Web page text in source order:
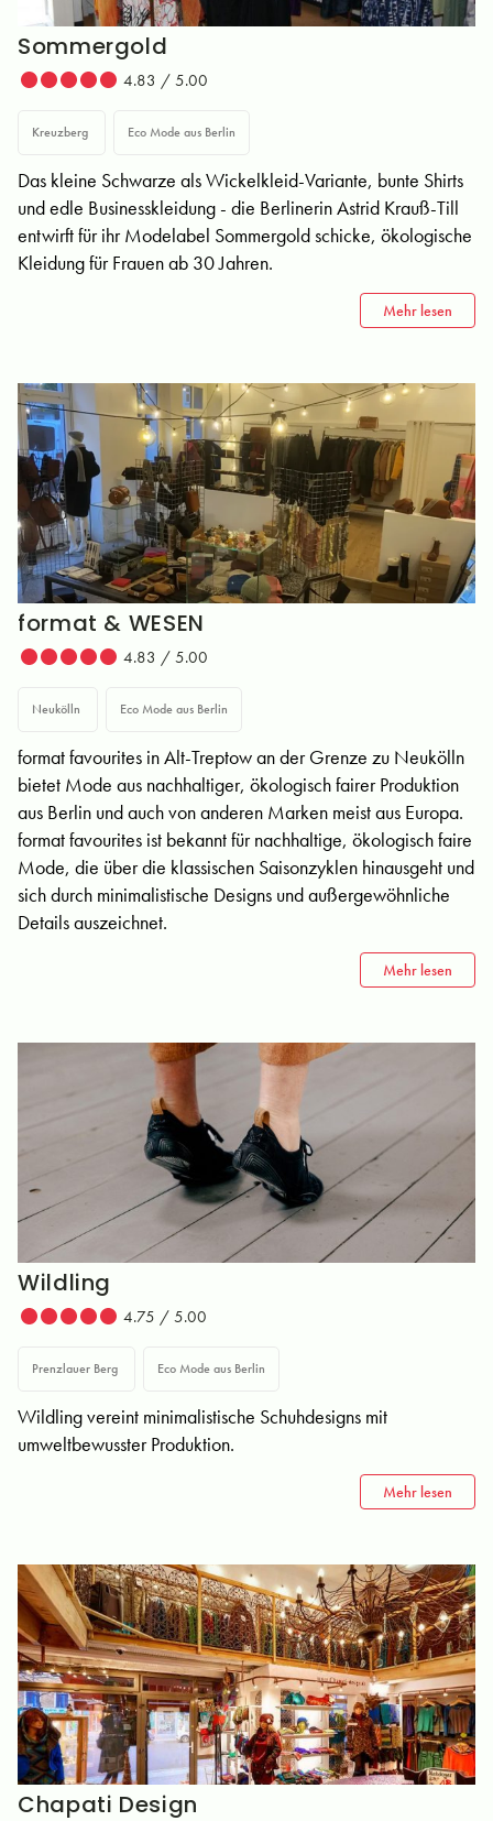
Sommergold
4.83 / 5.00
Kreuzberg Eco Mode aus Berlin
Das kleine Schwarze als Wickelkleid-Variante, bunte Shirts
und edle Businesskleidung - die Berlinerin Astrid Krauß-Till
entwirft für ihr Modelabel Sommergold schicke, ökologische
Kleidung für Frauen ab 30 Jahren.
Mehr lesen
format & WESEN
4.83 / 5.00
Neukölln Eco Mode aus Berlin
format favourites in Alt-Treptow an der Grenze zu Neukölln
bietet Mode aus nachhaltiger, ökologisch fairer Produktion
aus Berlin und auch von anderen Marken meist aus Europa.
format favourites ist bekannt für nachhaltige, ökologisch faire
Mode, die über die klassischen Saisonzyklen hinausgeht und
sich durch minimalistische Designs und außergewöhnliche
Details auszeichnet.
Mehr lesen
Wildling
4.75 / 5.00
Prenzlauer Berg Eco Mode aus Berlin
Wildling vereint minimalistische Schuhdesigns mit
umweltbewusster Produktion.
Mehr lesen
Chapati Design